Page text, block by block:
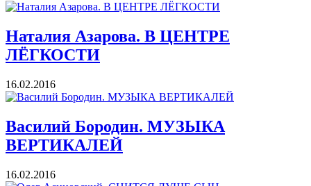
Наталия Азарова. В ЦЕНТРЕ
ЛЁГКОСТИ
16.02.2016
Василий Бородин. МУЗЫКА
ВЕРТИКАЛЕЙ
16.02.2016